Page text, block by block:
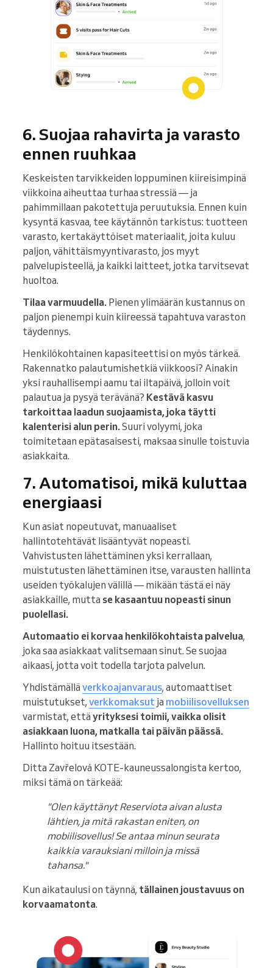
6. Suojaa rahavirta ja varasto
ennen ruuhkaa
Keskeisten tarvikkeiden loppuminen kiireisimpinä
viikkoina aiheuttaa turhaa stressiä — ja
pahimmillaan pakotettuja peruutuksia. Ennen kuin
kysyntä kasvaa, tee käytännön tarkistus: tuotteen
varasto, kertakäyttöiset materiaalit, joita kuluu
paljon, vähittäismyyntivarasto, jos myyt
palvelupisteellä, ja kaikki laitteet, jotka tarvitsevat
huoltoa.
Tilaa varmuudella. Pienen ylimäärän kustannus on
paljon pienempi kuin kiireessä tapahtuva varaston
täydennys.
Henkilökohtainen kapasiteettisi on myös tärkeä.
Rakennatko palautumishetkiä viikkoosi? Ainakin
yksi rauhallisempi aamu tai iltapäivä, jolloin voit
palautua ja pysyä terävänä? Kestävä kasvu
tarkoittaa laadun suojaamista, joka täytti
kalenterisi alun perin.Suuri volyymi, joka
toimitetaan epätasaisesti, maksaa sinulle toistuvia
asiakkaita.
7. Automatisoi, mikä kuluttaa
energiaasi
Kun asiat nopeutuvat, manuaaliset
hallintotehtävät lisääntyvät nopeasti.
Vahvistusten lähettäminen yksi kerrallaan,
muistutusten lähettäminen itse, varausten hallinta
useiden työkalujen välillä — mikään tästä ei näy
asiakkaille, mutta se kasaantuu nopeasti sinun
puolellasi.
Automaatio ei korvaa henkilökohtaista palvelua,
joka saa asiakkaat valitsemaan sinut. Se suojaa
aikaasi, jotta voit todella tarjota palvelun.
Yhdistämällä verkkoajanvaraus, automaattiset
muistutukset, verkkomaksut ja mobiilisovelluksen
varmistat, että yrityksesi toimii, vaikka olisit
asiakkaan luona, matkalla tai päivän päässä.
Hallinto hoituu itsestään.
Ditta Zavřelová KOTE-kauneussalongista kertoo,
miksi tämä on tärkeää:
"Olen käyttänyt Reserviota aivan alusta
lähtien, ja mitä rakastan eniten, on
mobiilisovellus! Se antaa minun seurata
kaikkia varauksiani milloin ja missä
tahansa."
Kun aikataulusi on täynnä, tällainen joustavuus on
korvaamatonta.